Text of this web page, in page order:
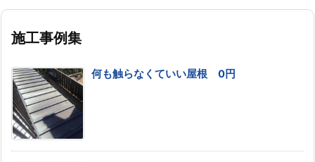
施工事例集
何も触らなくていい屋根 0円